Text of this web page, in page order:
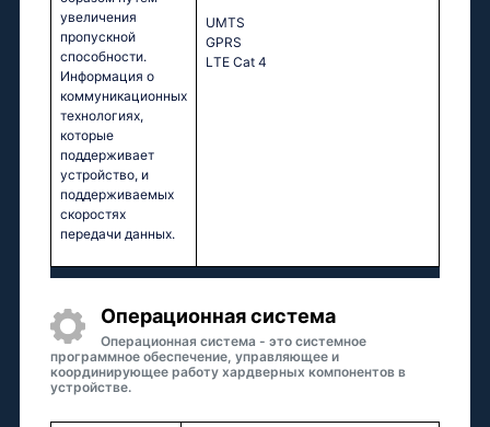
увеличения
пропускной
способности.
Информация о
коммуникационных
технологиях,
которые
поддерживает
устройство, и
поддерживаемых
скоростях
передачи данных.
UМТS
GРRS
LТЕ Саt 4
Oперационная система
Операционная система - это системное
программное обеспечение, управляющее и
координирующее работу хардверных компонентов в
устройстве.